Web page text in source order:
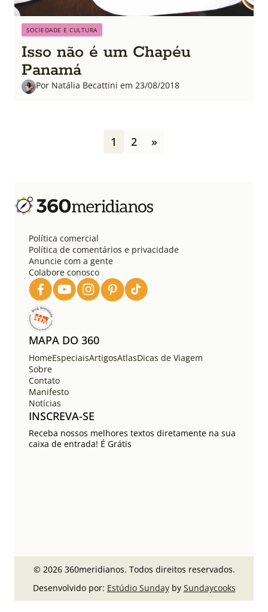
SOCIEDADE E CULTURA
Isso não é um Chapéu
Panamá
Por Natália Becattini em 23/08/2018
a
ç
1 2 »
Política comercial
Política de comentários e privacidade
Anuncie com a gente
Colabore conosco
MAPA DO 360
HomeEspeciaisArtigosAtlasDicas de Viagem
Sobre
Contato
Manifesto
Notícias
INSCREVA-SE
Receba nossos melhores textos diretamente na sua
caixa de entrada! É Grátis
© 2026 360meridianos. Todos direitos reservados.
Desenvolvido por: Estúdio Sundayby Sundaycooks